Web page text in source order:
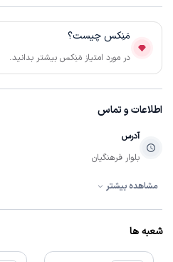
مَنِکس چیست؟
در مورد امتیاز مَنِکس بیشتر بدانید.
اطلاعات و تماس
آدرس
بلوار فرهنگیان
تلفن
0211572
ساعات فعالیت
همه روزه
مشاهده بیشتر
شعبه ها